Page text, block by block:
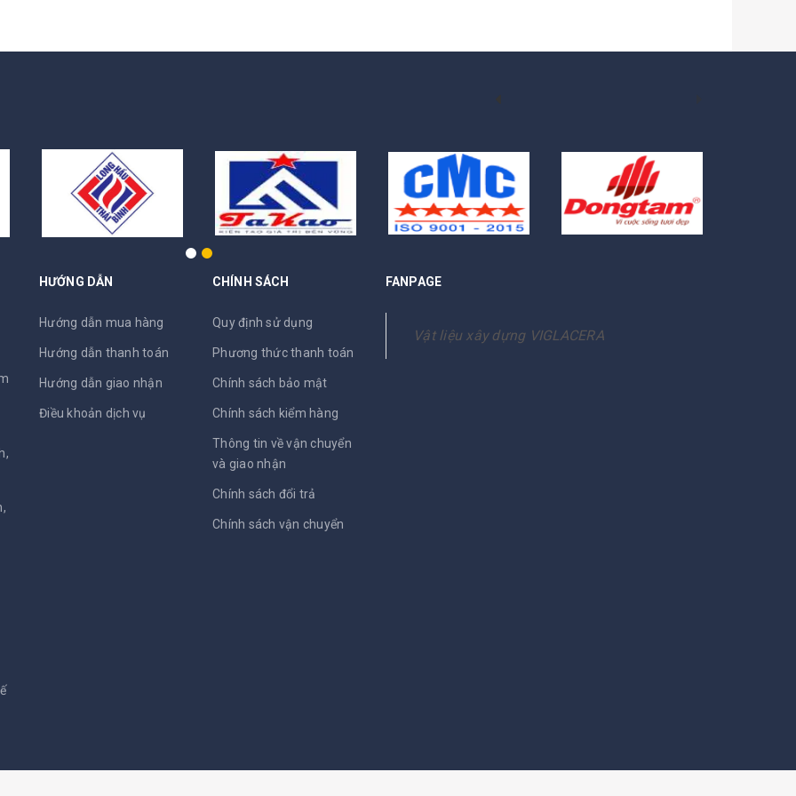
HƯỚNG DẪN
Hướng dẫn mua hàng
Hướng dẫn thanh toán
Hướng dẫn giao nhận
Điều khoản dịch vụ
CHÍNH SÁCH
Quy định sử dụng
Phương thức thanh toán
Chính sách bảo mật
Chính sách kiểm hàng
Thông tin về vận chuyển
và giao nhận
Chính sách đổi trả
Chính sách vận chuyển
FANPAGE
Vật liệu xây dựng VIGLACERA